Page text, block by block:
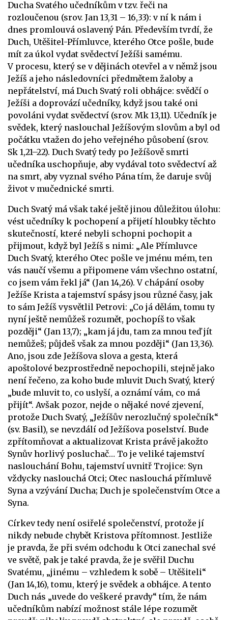
Ducha Svatého učedníkům v tzv. řeči na
rozloučenou (srov. Jan 13,31 – 16,33): v ní k nám i
dnes promlouvá oslavený Pán. Především tvrdí, že
Duch, Utěšitel-Přímluvce, kterého Otce pošle, bude
mít za úkol vydat svědectví Ježíši samému.
V procesu, který se v dějinách otevřel a v němž jsou
Ježíš a jeho následovníci předmětem žaloby a
nepřátelství, má Duch Svatý roli obhájce: svědčí o
Ježíši a doprovází učedníky, když jsou také oni
povoláni vydat svědectví (srov. Mk 13,11). Učedník je
svědek, který naslouchal Ježíšovým slovům a byl od
počátku vtažen do jeho veřejného působení (srov.
Sk 1,21–22). Duch Svatý tedy po Ježíšově smrti
učedníka uschopňuje, aby vydával toto svědectví až
na smrt, aby vyznal svého Pána tím, že daruje svůj
život v mučednické smrti.
Duch Svatý má však také ještě jinou důležitou úlohu:
vést učedníky k pochopení a přijetí hloubky těchto
skutečností, které nebyli schopni pochopit a
přijmout, když byl Ježíš s nimi: „Ale Přímluvce
Duch Svatý, kterého Otec pošle ve jménu mém, ten
vás naučí všemu a připomene vám všechno ostatní,
co jsem vám řekl já“ (Jan 14,26). V chápání osoby
Ježíše Krista a tajemství spásy jsou různé časy, jak
to sám Ježíš vysvětlil Petrovi: „Co já dělám, tomu ty
nyní ještě nemůžeš rozumět, pochopíš to však
později“ (Jan 13,7); „kam já jdu, tam za mnou teď jít
nemůžeš; půjdeš však za mnou později“ (Jan 13,36).
Ano, jsou zde Ježíšova slova a gesta, která
apoštolové bezprostředně nepochopili, stejně jako
není řečeno, za koho bude mluvit Duch Svatý, který
„bude mluvit to, co uslyší, a oznámí vám, co má
přijít“. Avšak pozor, nejde o nějaké nové zjevení,
protože Duch Svatý, „Ježíšův nerozlučný společník“
(sv. Basil), se nevzdálí od Ježíšova poselství. Bude
zpřítomňovat a aktualizovat Krista právě jakožto
Synův horlivý posluchač… To je veliké tajemství
naslouchání Bohu, tajemství uvnitř Trojice: Syn
vždycky naslouchá Otci; Otec naslouchá přímluvě
Syna a vzývání Ducha; Duch je společenstvím Otce a
Syna.
Církev tedy není osiřelé společenství, protože jí
nikdy nebude chybět Kristova přítomnost. Jestliže
je pravda, že při svém odchodu k Otci zanechal své
ve světě, pak je také pravda, že je svěřil Duchu
Svatému, „jinému – vzhledem k sobě – Utěšiteli“
(Jan 14,16), tomu, který je svědek a obhájce. A tento
Duch nás „uvede do veškeré pravdy“ tím, že nám
učedníkům nabízí možnost stále lépe rozumět